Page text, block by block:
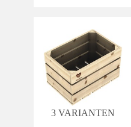
3 VARIANTEN